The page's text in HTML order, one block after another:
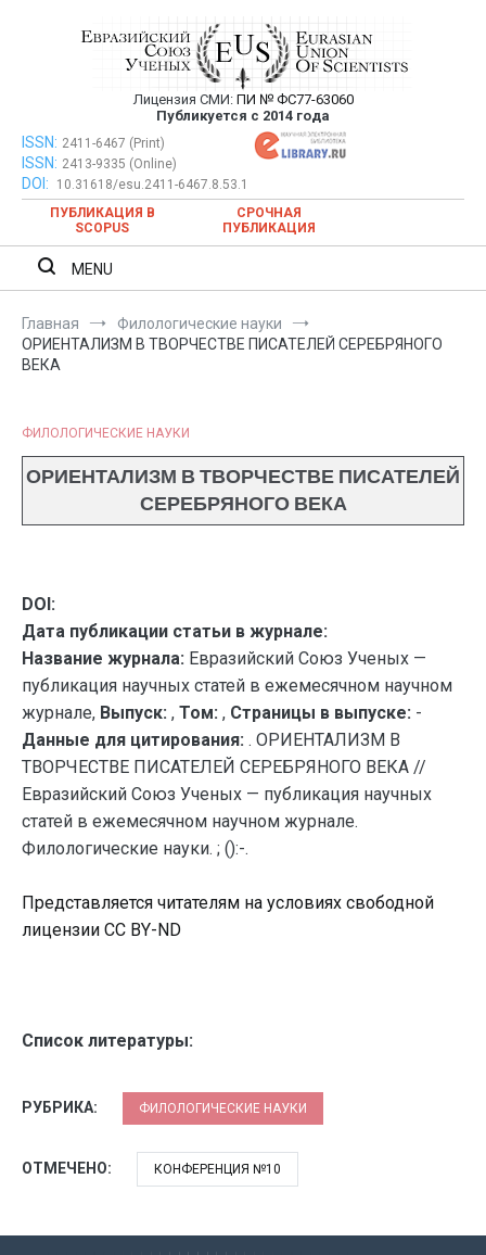
Евразийский Союз Ученых —
публикация научных статей в
ежемесячном научном журнале
Лицензия СМИ: ПИ № ФС77-63060
Публикуется с 2014 года
Евразийский Союз Ученых — публикация научных статей в
ежемесячном научном журнале
ISSN: 2411-6467 (Print)
ISSN: 2413-9335 (Online)
DOI:
10.31618/esu.2411-6467.8.53.1
ПУБЛИКАЦИЯ В
SCOPUS
СРОЧНАЯ
ПУБЛИКАЦИЯ
MENU
Главная
Филологические науки
ОРИЕНТАЛИЗМ В ТВОРЧЕСТВЕ ПИСАТЕЛЕЙ СЕРЕБРЯНОГО
ВЕКА
ФИЛОЛОГИЧЕСКИЕ НАУКИ
ОРИЕНТАЛИЗМ В ТВОРЧЕСТВЕ ПИСАТЕЛЕЙ
СЕРЕБРЯНОГО ВЕКА
DOI:
Дата публикации статьи в журнале:
Название журнала: Евразийский Союз Ученых —
публикация научных статей в ежемесячном научном
журнале, Выпуск: , Том: , Страницы в выпуске: -
Данные для цитирования: . ОРИЕНТАЛИЗМ В
ТВОРЧЕСТВЕ ПИСАТЕЛЕЙ СЕРЕБРЯНОГО ВЕКА //
Евразийский Союз Ученых — публикация научных
статей в ежемесячном научном журнале.
Филологические науки. ; ():-.
Представляется читателям на условиях свободной
лицензии CC BY-ND
Список литературы:
РУБРИКА: ФИЛОЛОГИЧЕСКИЕ НАУКИ
ОТМЕЧЕНО: КОНФЕРЕНЦИЯ №10